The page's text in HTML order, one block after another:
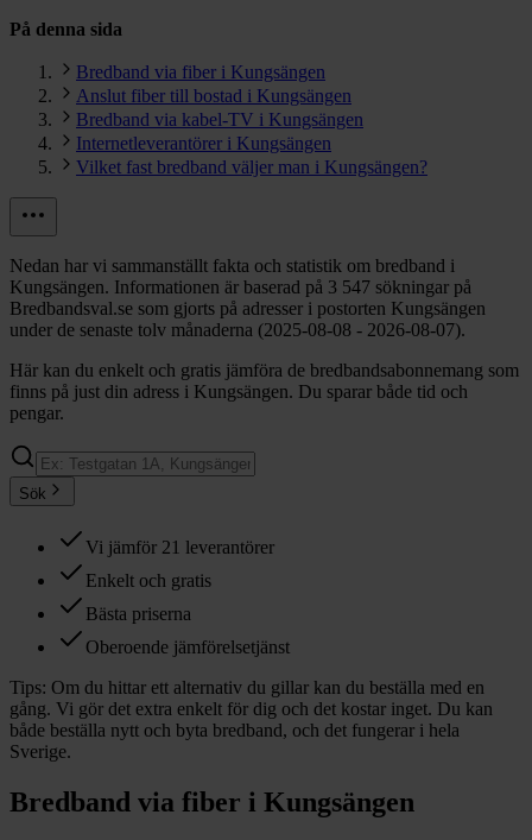
På denna sida
Bredband via fiber i Kungsängen
Anslut fiber till bostad i Kungsängen
Bredband via kabel-TV i Kungsängen
Internetleverantörer i Kungsängen
Vilket fast bredband väljer man i Kungsängen?
Nedan har vi sammanställt fakta och statistik om bredband i
Kungsängen. Informationen är baserad på 3 547 sökningar på
Bredbandsval.se som gjorts på adresser i postorten Kungsängen
under de senaste tolv månaderna (2025-08-08 - 2026-08-07).
Här kan du enkelt och gratis jämföra de bredbandsabonnemang som
finns på just din adress i Kungsängen. Du sparar både tid och
pengar.
Sök
Vi jämför 21 leverantörer
Enkelt och gratis
Bästa priserna
Oberoende jämförelsetjänst
Tips: Om du hittar ett alternativ du gillar kan du beställa med en
gång. Vi gör det extra enkelt för dig och det kostar inget. Du kan
både beställa nytt och byta bredband, och det fungerar i hela
Sverige.
Bredband via fiber i Kungsängen